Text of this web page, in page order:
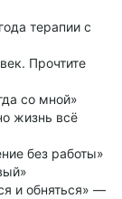
терапии с
Прочтите
со мной»
жизнь всё
без работы»
и обняться» —